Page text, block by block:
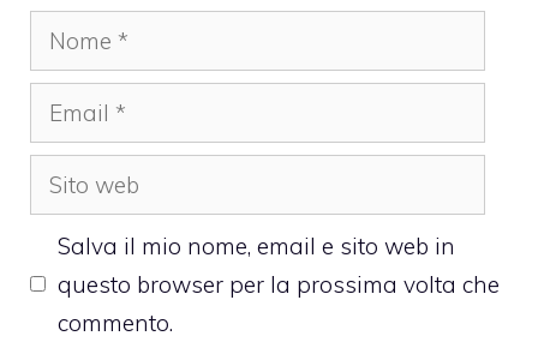
Nome
Email
Sito
web
Salva il mio nome, email e sito web in
questo browser per la prossima volta che
commento.